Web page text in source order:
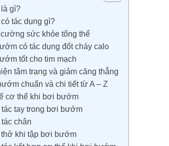
gì?
tác dụng gì?
sức khỏe tổng thể
có tác dụng đốt cháy calo
tốt cho tim mạch
tâm trạng và giảm căng thẳng
chuẩn và chi tiết từ A – Z
cơ thể khi bơi bướm
tay trong bơi bướm
chân
khi tập bơi bướm